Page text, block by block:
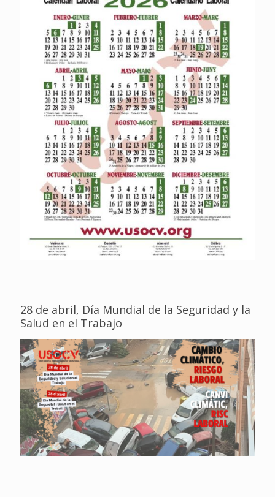
28 de abril, Día Mundial de la Seguridad y la
Salud en el Trabajo